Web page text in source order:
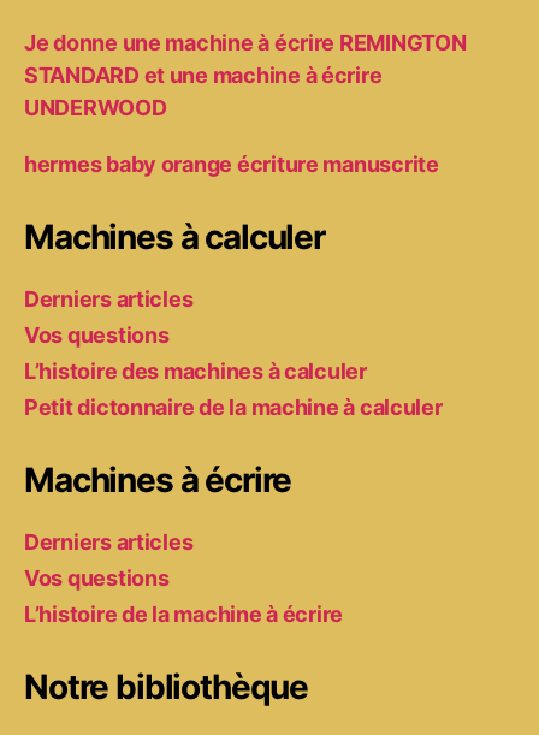
Je donne une machine à écrire REMINGTON
STANDARD et une machine à écrire
UNDERWOOD
hermes baby orange écriture manuscrite
Machines à calculer
Derniers articles
Vos questions
L’histoire des machines à calculer
Petit dictonnaire de la machine à calculer
Machines à écrire
Derniers articles
Vos questions
L’histoire de la machine à écrire
Notre bibliothèque